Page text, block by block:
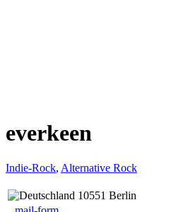
everkeen
Indie-Rock, Alternative Rock
10551 Berlin